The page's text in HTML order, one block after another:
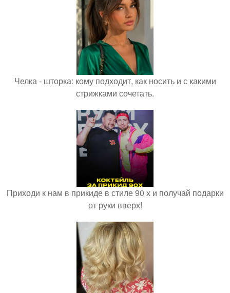
Челка - шторка: кому подходит, как носить и с какими
стрижками сочетать.
Приходи к нам в прикиде в стиле 90 х и получай подарки
от руки вверх!